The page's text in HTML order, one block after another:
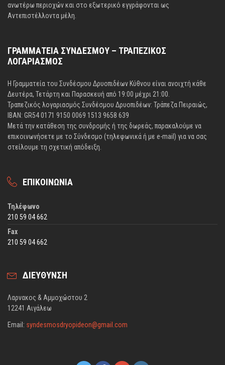
ανωτέρω περιοχών και στο εξωτερικό εγγράφονται ως
Αντεπιστέλλοντα μέλη.
ΓΡΑΜΜΑΤΕΙΑ ΣΥΝΔΕΣΜΟΥ – ΤΡΑΠΕΖΙΚΟΣ
ΛΟΓΑΡΙΑΣΜΟΣ
Η Γραμματεία του Συνδέσμου Δρυοπιδέων Κύθνου είναι ανοιχτή κάθε
Δευτέρα, Τετάρτη και Παρασκευή από 19:00 μέχρι 21:00.
Τραπεζικός λογαριασμός Συνδέσμου Δρυοπιδέων: Τράπεζα Πειραιώς,
IBAN: GR54 0171 9150 0069 1513 9658 639
Μετά την κατάθεση της συνδρομής ή της δωρεάς, παρακαλούμε να
επικοινωνήσετε με το Σύνδεσμο (τηλεφωνικά ή με e-mail) για να σας
στείλουμε τη σχετική απόδειξη.
ΕΠΙΚΟΙΝΩΝΙΑ
Τηλέφωνο
210 59 04 662
Fax
210 59 04 662
ΔΙΕΥΘΥΝΣΗ
Λαρνακος & Αμμοχώστου 2
12241 Αιγάλεω
Email: syndesmosdryopideon@gmail.com